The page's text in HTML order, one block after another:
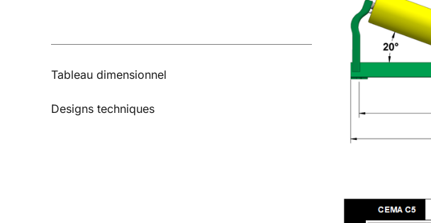
Tableau dimensionnel
Designs techniques